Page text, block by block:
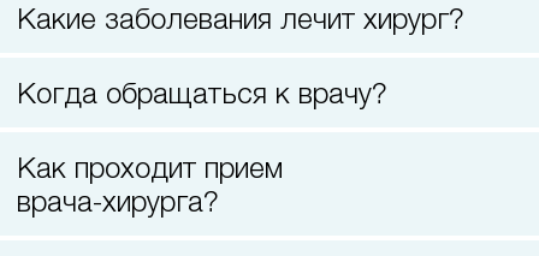
Какие заболевания лечит хирург?
Когда обращаться к врачу?
Как проходит прием
врача-хирурга?